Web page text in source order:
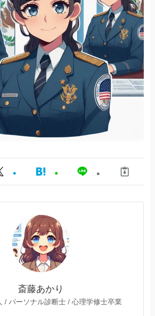
斎藤あかり
/ パーソナル診断士 / 心理学修士卒業